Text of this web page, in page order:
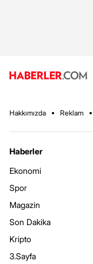
Hakkımızda Reklam
Haberler
Ekonomi
Spor
Magazin
Son Dakika
Kripto
3.Sayfa